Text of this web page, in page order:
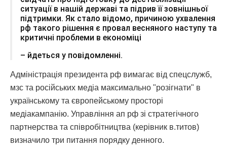
ситуації в нашій державі та підрив її зовнішньої
підтримки. Як стало відомо, причиною ухвалення
рф такого рішення є провал весняного наступу та
критичні проблеми в економіці
– йдеться у повідомленні.
Адміністрація президента рф вимагає від спецслужб,
мзс та російських медіа максимально "розігнати" в
українському та європейському просторі
медіакампанію. Управління ап рф зі стратегічного
партнерства та співробітництва (керівник в.титов)
визначило три питання порядку денного.